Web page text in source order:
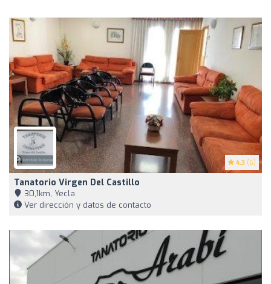
4.3 (6)
Tanatorio Virgen Del Castillo
30,1km, Yecla
Ver dirección y datos de contacto